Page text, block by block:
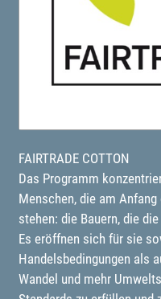
FAIRTRADE COTTON
Das Programm
Menschen, die am
stehen: die Bauern, die
Es eröffnen sich für sie
Handelsbedingungen als
Wandel und mehr